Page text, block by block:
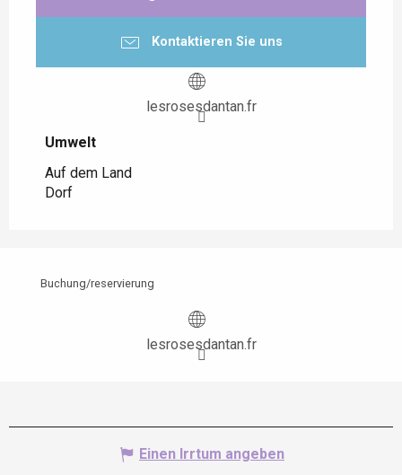
Kontaktieren Sie uns
lesrosesdantan.fr
Umwelt
Umwelt
Auf dem Land
Dorf
Buchung/reservierung
lesrosesdantan.fr
Einen Irrtum angeben